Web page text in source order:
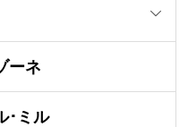
ーネ
･ミル